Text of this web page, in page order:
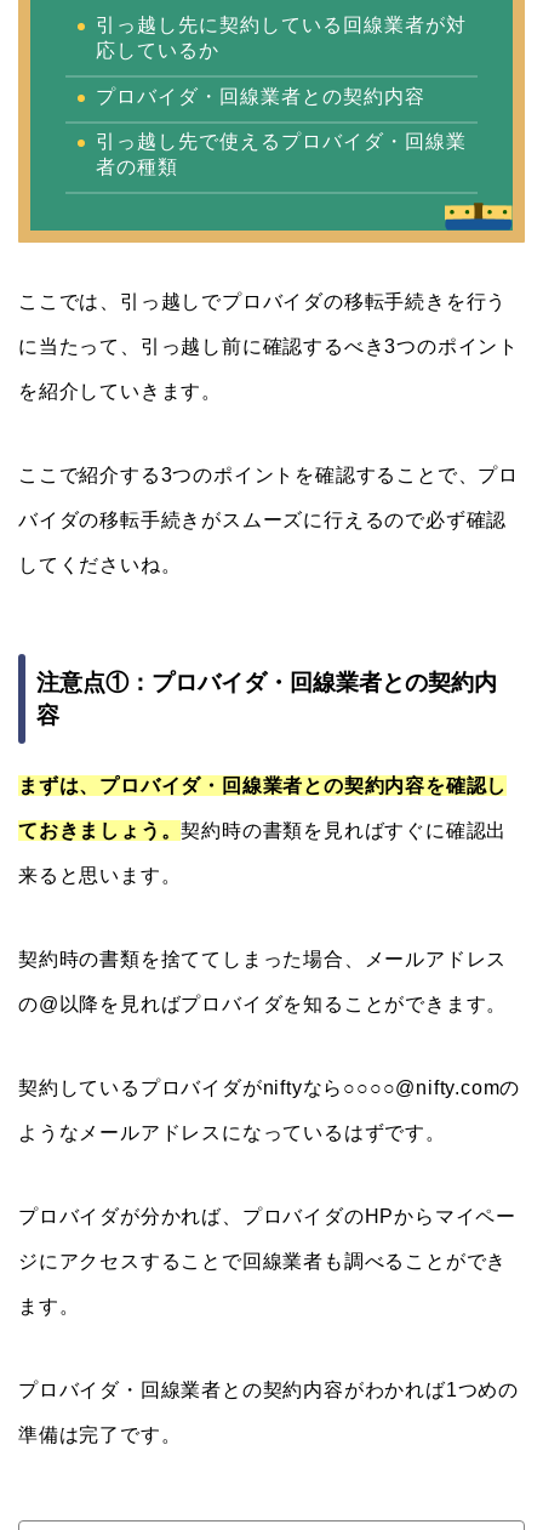
引っ越し先に契約している回線業者が対
応しているか
プロバイダ・回線業者との契約内容
引っ越し先で使えるプロバイダ・回線業
者の種類
ここでは、引っ越しでプロバイダの移転手続きを行う
に当たって、引っ越し前に確認するべき3つのポイント
を紹介していきます。
ここで紹介する3つのポイントを確認することで、プロ
バイダの移転手続きがスムーズに行えるので必ず確認
してくださいね。
注意点①：プロバイダ・回線業者との契約内
容
まずは、プロバイダ・回線業者との契約内容を確認し
ておきましょう。契約時の書類を見ればすぐに確認出
来ると思います。
契約時の書類を捨ててしまった場合、メールアドレス
の@以降を見ればプロバイダを知ることができます。
契約しているプロバイダがniftyなら○○○○@nifty.comの
ようなメールアドレスになっているはずです。
プロバイダが分かれば、プロバイダのHPからマイペー
ジにアクセスすることで回線業者も調べることができ
ます。
プロバイダ・回線業者との契約内容がわかれば1つめの
準備は完了です。